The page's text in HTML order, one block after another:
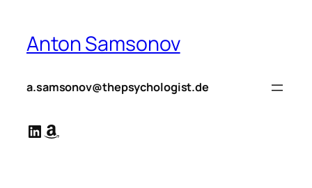
springen
Anton Samsonov
a.samsonov@thepsychologist.de
LinkedIn
Amazon